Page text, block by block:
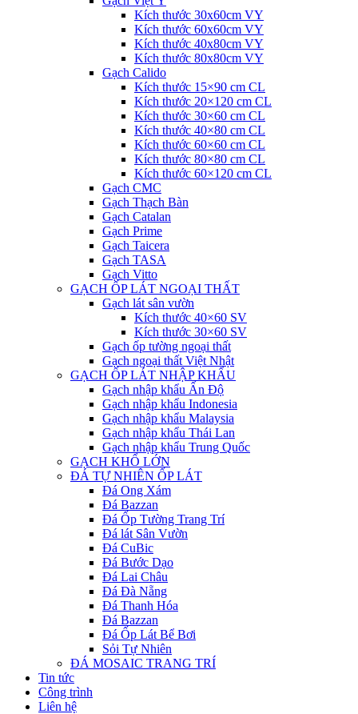
Kích thước 30x60cm VY
Kích thước 60x60cm VY
Kích thước 40x80cm VY
Kích thước 80x80cm VY
Gạch Calido
Kích thước 15×90 cm CL
Kích thước 20×120 cm CL
Kích thước 30×60 cm CL
Kích thước 40×80 cm CL
Kích thước 60×60 cm CL
Kích thước 80×80 cm CL
Kích thước 60×120 cm CL
Gạch CMC
Gạch Thạch Bàn
Gạch Catalan
Gạch Prime
Gạch Taicera
Gạch TASA
Gạch Vitto
GẠCH ỐP LÁT NGOẠI THẤT
Gạch lát sân vườn
Kích thước 40×60 SV
Kích thước 30×60 SV
Gạch ốp tường ngoại thất
Gạch ngoại thất Việt Nhật
GẠCH ỐP LÁT NHẬP KHẨU
Gạch nhập khẩu Ấn Độ
Gạch nhập khẩu Indonesia
Gạch nhập khẩu Malaysia
Gạch nhập khẩu Thái Lan
Gạch nhập khẩu Trung Quốc
GẠCH KHỔ LỚN
ĐÁ TỰ NHIÊN ỐP LÁT
Đá Ong Xám
Đá Bazzan
Đá Ốp Tường Trang Trí
Đá lát Sân Vườn
Đá CuBic
Đá Bước Dạo
Đá Lai Châu
Đá Đà Nẵng
Đá Thanh Hóa
Đá Bazzan
Đá Ốp Lát Bể Bơi
Sỏi Tự Nhiên
ĐÁ MOSAIC TRANG TRÍ
Tin tức
Công trình
Liên hệ